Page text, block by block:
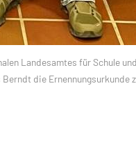
Landesamtes für Schule
Berndt die Ernennungsurkunde